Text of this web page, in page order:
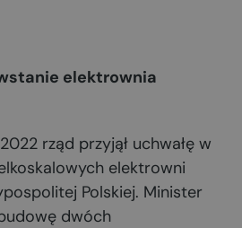
elektrownia
rząd przyjął uchwałę w
elektrowni
Polskiej. Minister
dwóch